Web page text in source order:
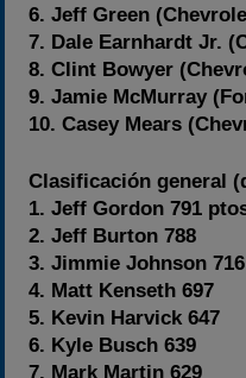
6. Jeff Green
7. Dale Earnhardt Jr.
8. Clint Bowyer
9. Jamie McMurray
10. Casey Mears
Clasificación general
1. Jeff Gordon 791
2. Jeff Burton 788
3. Jimmie Johnson 716
4. Matt Kenseth 697
5. Kevin Harvick 647
6. Kyle Busch 639
7. Mark Martin 629